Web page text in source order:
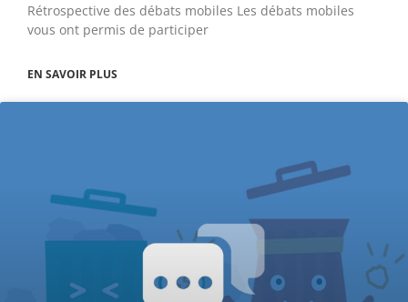
Rétrospective des débats mobiles Les débats mobiles
vous ont permis de participer
EN SAVOIR PLUS